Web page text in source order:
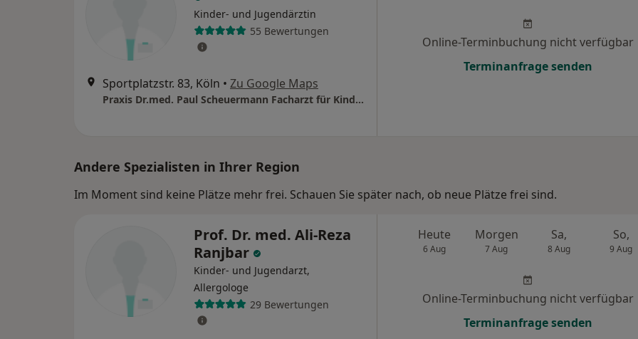
Kinder- und Jugendärztin
55 Bewertungen
Sportplatzstr. 83, Köln • Zu Google Maps
Praxis Dr.med. Paul Scheuermann Facharzt für Kinder- und Jugendmedizin
Online-Terminbuchung nicht verfügbar
Terminanfrage senden
Andere Spezialisten in Ihrer Region
Im Moment sind keine Plätze mehr frei. Schauen Sie später nach, ob neue Plätze frei sind.
Prof. Dr. med. Ali-Reza
Ranjbar
Kinder- und Jugendarzt,
Allergologe
29 Bewertungen
Heute
6 Aug
Morgen
7 Aug
Sa,
8 Aug
So,
9 Aug
Online-Terminbuchung nicht verfügbar
Terminanfrage senden